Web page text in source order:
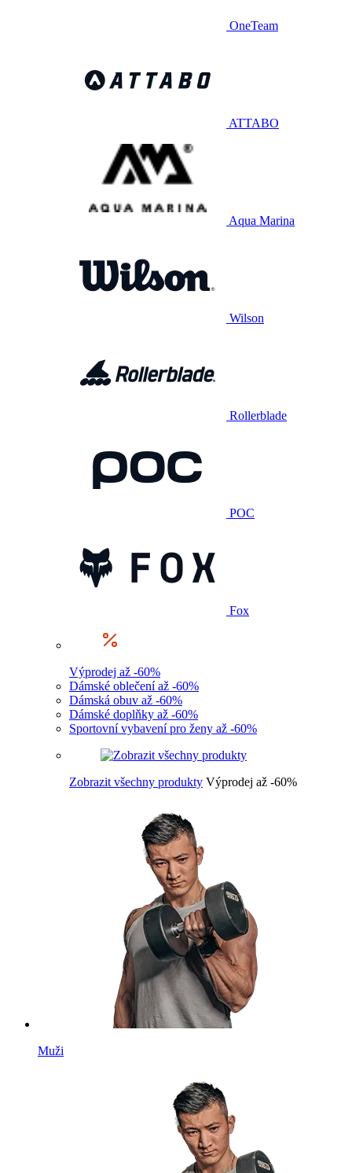
OneTeam
ATTABO
Aqua Marina
Wilson
Rollerblade
POC
Fox
Výprodej až -60%
Dámské oblečení až -60%
Dámská obuv až -60%
Dámské doplňky až -60%
Sportovní vybavení pro ženy až -60%
Zobrazit všechny produkty Výprodej až -60%
Muži